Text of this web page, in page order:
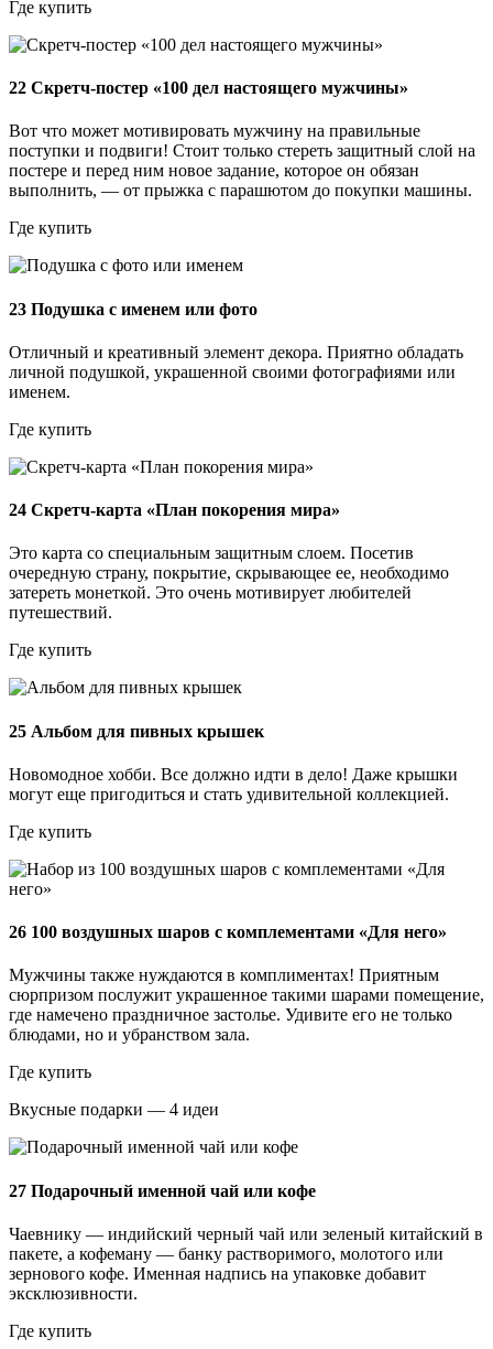
Где купить
22 Скретч-постер «100 дел настоящего мужчины»
Вот что может мотивировать мужчину на правильные
поступки и подвиги! Стоит только стереть защитный слой на
постере и перед ним новое задание, которое он обязан
выполнить, — от прыжка с парашютом до покупки машины.
Где купить
23 Подушка с именем или фото
Отличный и креативный элемент декора. Приятно обладать
личной подушкой, украшенной своими фотографиями или
именем.
Где купить
24 Скретч-карта «План покорения мира»
Это карта со специальным защитным слоем. Посетив
очередную страну, покрытие, скрывающее ее, необходимо
затереть монеткой. Это очень мотивирует любителей
путешествий.
Где купить
25 Альбом для пивных крышек
Новомодное хобби. Все должно идти в дело! Даже крышки
могут еще пригодиться и стать удивительной коллекцией.
Где купить
26 100 воздушных шаров с комплементами «Для него»
Мужчины также нуждаются в комплиментах! Приятным
сюрпризом послужит украшенное такими шарами помещение,
где намечено праздничное застолье. Удивите его не только
блюдами, но и убранством зала.
Где купить
Вкусные подарки — 4 идеи
27 Подарочный именной чай или кофе
Чаевнику — индийский черный чай или зеленый китайский в
пакете, а кофеману — банку растворимого, молотого или
зернового кофе. Именная надпись на упаковке добавит
эксклюзивности.
Где купить